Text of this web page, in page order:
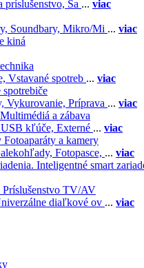
príslušenstvo, Sa ... viac
Soundbary, Mikro/Mi ... viac
kiná
Vstavané spotreb ... viac
spotrebiče
Vykurovanie, Príprava ... viac
Multimédiá a zábava
USB kľúče, Externé ... viac
Fotoaparáty a kamery
Fotopasce, ... viac
Inteligentné smart
Príslušenstvo TV/AV
diaľkové ov ... viac